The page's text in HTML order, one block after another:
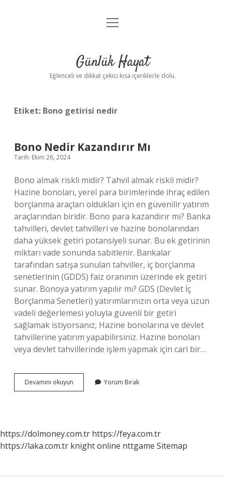
Anasayfa
Yasal Uyarı
menüyü
Günlük Hayat
Eğlenceli ve dikkat çekici kısa içeriklerle dolu.
Etiket: Bono getirisi nedir
Bono Nedir Kazandırır Mı
Tarih: Ekim 26, 2024
Bono almak riskli midir? Tahvil almak riskli midir?
Hazine bonoları, yerel para birimlerinde ihraç edilen
borçlanma araçları oldukları için en güvenilir yatırım
araçlarından biridir. Bono para kazandırır mı? Banka
tahvilleri, devlet tahvilleri ve hazine bonolarından
daha yüksek getiri potansiyeli sunar. Bu ek getirinin
miktarı vade sonunda sabitlenir. Bankalar
tarafından satışa sunulan tahviller, iç borçlanma
senetlerinin (GDDS) faiz oranının üzerinde ek getiri
sunar. Bonoya yatırım yapılır mı? GDS (Devlet İç
Borçlanma Senetleri) yatırımlarınızın orta veya uzun
vadeli değerlemesi yoluyla güvenli bir getiri
sağlamak istiyorsanız, Hazine bonolarına ve devlet
tahvillerine yatırım yapabilirsiniz. Hazine bonoları
veya devlet tahvillerinde işlem yapmak için cari bir…
Devamını okuyun
Nedir
Yorum Bırak
https://dolmoney.com.tr https://feya.com.tr
https://laka.com.tr knight online nttgame Sitemap